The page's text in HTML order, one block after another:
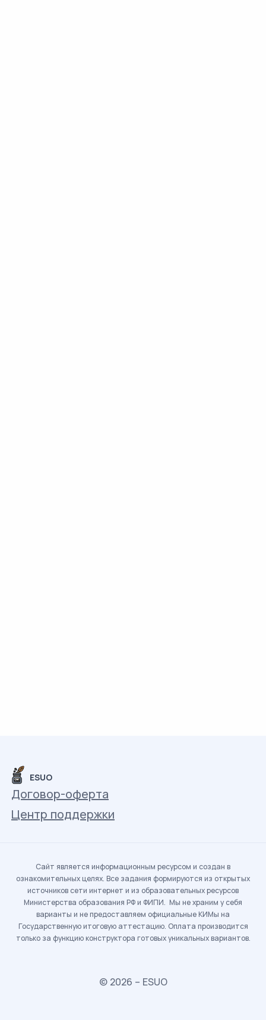
ESUO
Договор-оферта
Центр поддержки
Сайт является информационным ресурсом и создан в
ознакомительных целях. Все задания формируются из открытых
источников сети интернет и из образовательных ресурсов
Министерства образования РФ и ФИПИ. Мы не храним у себя
варианты и не предоставляем официальные КИМы на
Государственную итоговую аттестацию. Оплата производится
только за функцию конструктора готовых уникальных вариантов.
© 2026 – ESUO